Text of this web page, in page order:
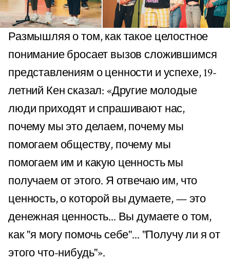
Размышляя о том, как такое целостное
понимание бросает вызов сложившимся
представлениям о ценности и успехе, 19-
летний Кен сказал: «Другие молодые
люди приходят и спрашивают нас,
почему мы это делаем, почему мы
помогаем обществу, почему мы
помогаем им и какую ценность мы
получаем от этого. Я отвечаю им, что
ценность, о которой вы думаете, — это
денежная ценность... Вы думаете о том,
как "я могу помочь себе"... "Получу ли я от
этого что-нибудь"».